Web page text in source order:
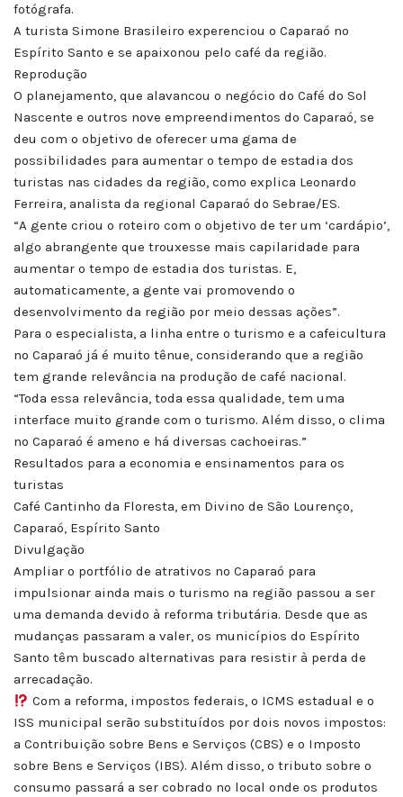
fotógrafa.
A turista Simone Brasileiro experenciou o Caparaó no
Espírito Santo e se apaixonou pelo café da região.
Reprodução
O planejamento, que alavancou o negócio do Café do Sol
Nascente e outros nove empreendimentos do Caparaó, se
deu com o objetivo de oferecer uma gama de
possibilidades para aumentar o tempo de estadia dos
turistas nas cidades da região, como explica Leonardo
Ferreira, analista da regional Caparaó do Sebrae/ES.
“A gente criou o roteiro com o objetivo de ter um ‘cardápio’,
algo abrangente que trouxesse mais capilaridade para
aumentar o tempo de estadia dos turistas. E,
automaticamente, a gente vai promovendo o
desenvolvimento da região por meio dessas ações”.
Para o especialista, a linha entre o turismo e a cafeicultura
no Caparaó já é muito tênue, considerando que a região
tem grande relevância na produção de café nacional.
“Toda essa relevância, toda essa qualidade, tem uma
interface muito grande com o turismo. Além disso, o clima
no Caparaó é ameno e há diversas cachoeiras.”
Resultados para a economia e ensinamentos para os
turistas
Café Cantinho da Floresta, em Divino de São Lourenço,
Caparaó, Espírito Santo
Divulgação
Ampliar o portfólio de atrativos no Caparaó para
impulsionar ainda mais o turismo na região passou a ser
uma demanda devido à reforma tributária. Desde que as
mudanças passaram a valer, os municípios do Espírito
Santo têm buscado alternativas para resistir à perda de
arrecadação.
Com a reforma, impostos federais, o ICMS estadual e o
ISS municipal serão substituídos por dois novos impostos:
a Contribuição sobre Bens e Serviços (CBS) e o Imposto
sobre Bens e Serviços (IBS). Além disso, o tributo sobre o
consumo passará a ser cobrado no local onde os produtos